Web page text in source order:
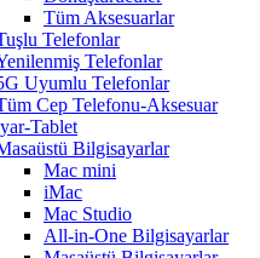
Tüm Aksesuarlar
Telefonlar
Telefonlar
Uyumlu Telefonlar
Cep Telefonu-Aksesuar
Tablet
Bilgisayarlar
Mac mini
iMac
Mac Studio
All-in-One Bilgisayarlar